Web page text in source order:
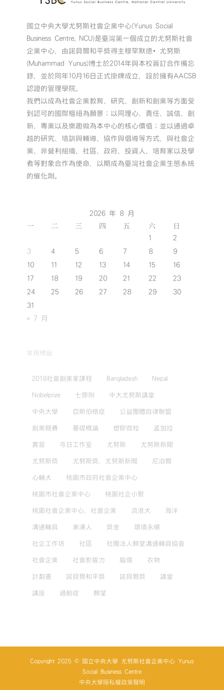
國立中央大學尤努斯社會企業中心(Yunus Social
Business Centre, NCU)是臺灣第一個成立的尤努斯社會
企業中心，由諾貝爾和平獎得主穆罕默德•尤努斯
(Muhammad Yunus)博士於2014年與本校簽訂合作備忘
錄，並於同年10月16日正式掛牌成立，設於擁有AACSB
認證的管理學院。
我們以成為社會企業教育、研究、創新和創業等方面受
到認可的國際樞紐為願景；以同理心、責任、誠信、創
新、專業以及樂趣做為本中心的核心價值；並以通過卓
越的研究、培訓與輔導、協作與倡導等方式，與社會企
業、非營利組織、社區、政府、投資人、培育家以及學
者等對象合作為使命，以期成為臺灣社會企業生態系統
的催化劑。
2026 年 8 月
一 二 三 四 五 六 日
1
2
3
4 5 6 7 8
9
10
11 12 13 14 15
16
17
18 19 20 21 22
23
24
25 26 27 28 29
30
31
« 7 月
常用標籤
2018社會創業家課程 Bangladesh Nepal
Nobelprize 七原則 中大尤努斯講堂
中央大學 亞斯伯格症 公益團體自律聯盟
創業競賽 基礎概論 塑膠微粒 孟加拉
實習 寺日工作室 尤努斯 尤努斯新聞
尤努斯獎 尤努斯獎，尤努斯新聞 尼泊爾
心輔犬 桃園市政府社會企業中心
桃園市社會企業中心 桃園社企小聚
桃園社會企業中心，社會企業 流浪犬 海洋
溝通輔具 漸凍人 獎金 環境永續
社企工作坊 社區 社團法人麒望溝通輔具協會
社會企業 社會影響力 腦傷 衣物
計劃書 諾貝爾和平獎 諾貝爾獎 講堂
講座 過動症 麒望
Copyright 2025 © 國立中央大學 尤努斯社會企業中心 Yunus
Social Business Centre
中央大學隱私權政策聲明